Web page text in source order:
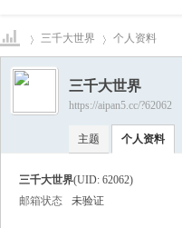
爱盘›
三千大世界 个人资料
三千大世界
https://aipan5.cc/?62062
主题 个人资料
三千大世界(UID: 62062)
邮箱状态
未验证